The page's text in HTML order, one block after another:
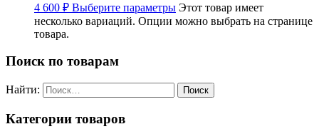
4 600 ₽ Выберите параметры Этот товар имеет
несколько вариаций. Опции можно выбрать на странице
товара.
Поиск по товарам
Найти:
Категории товаров